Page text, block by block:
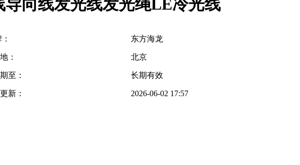
导向线发光线发光绳LE冷光线
东方海龙
： 北京
至： 长期有效
新： 2026-06-02 17:57